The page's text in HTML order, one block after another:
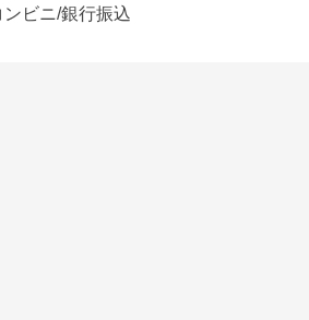
ンビニ/銀行振込